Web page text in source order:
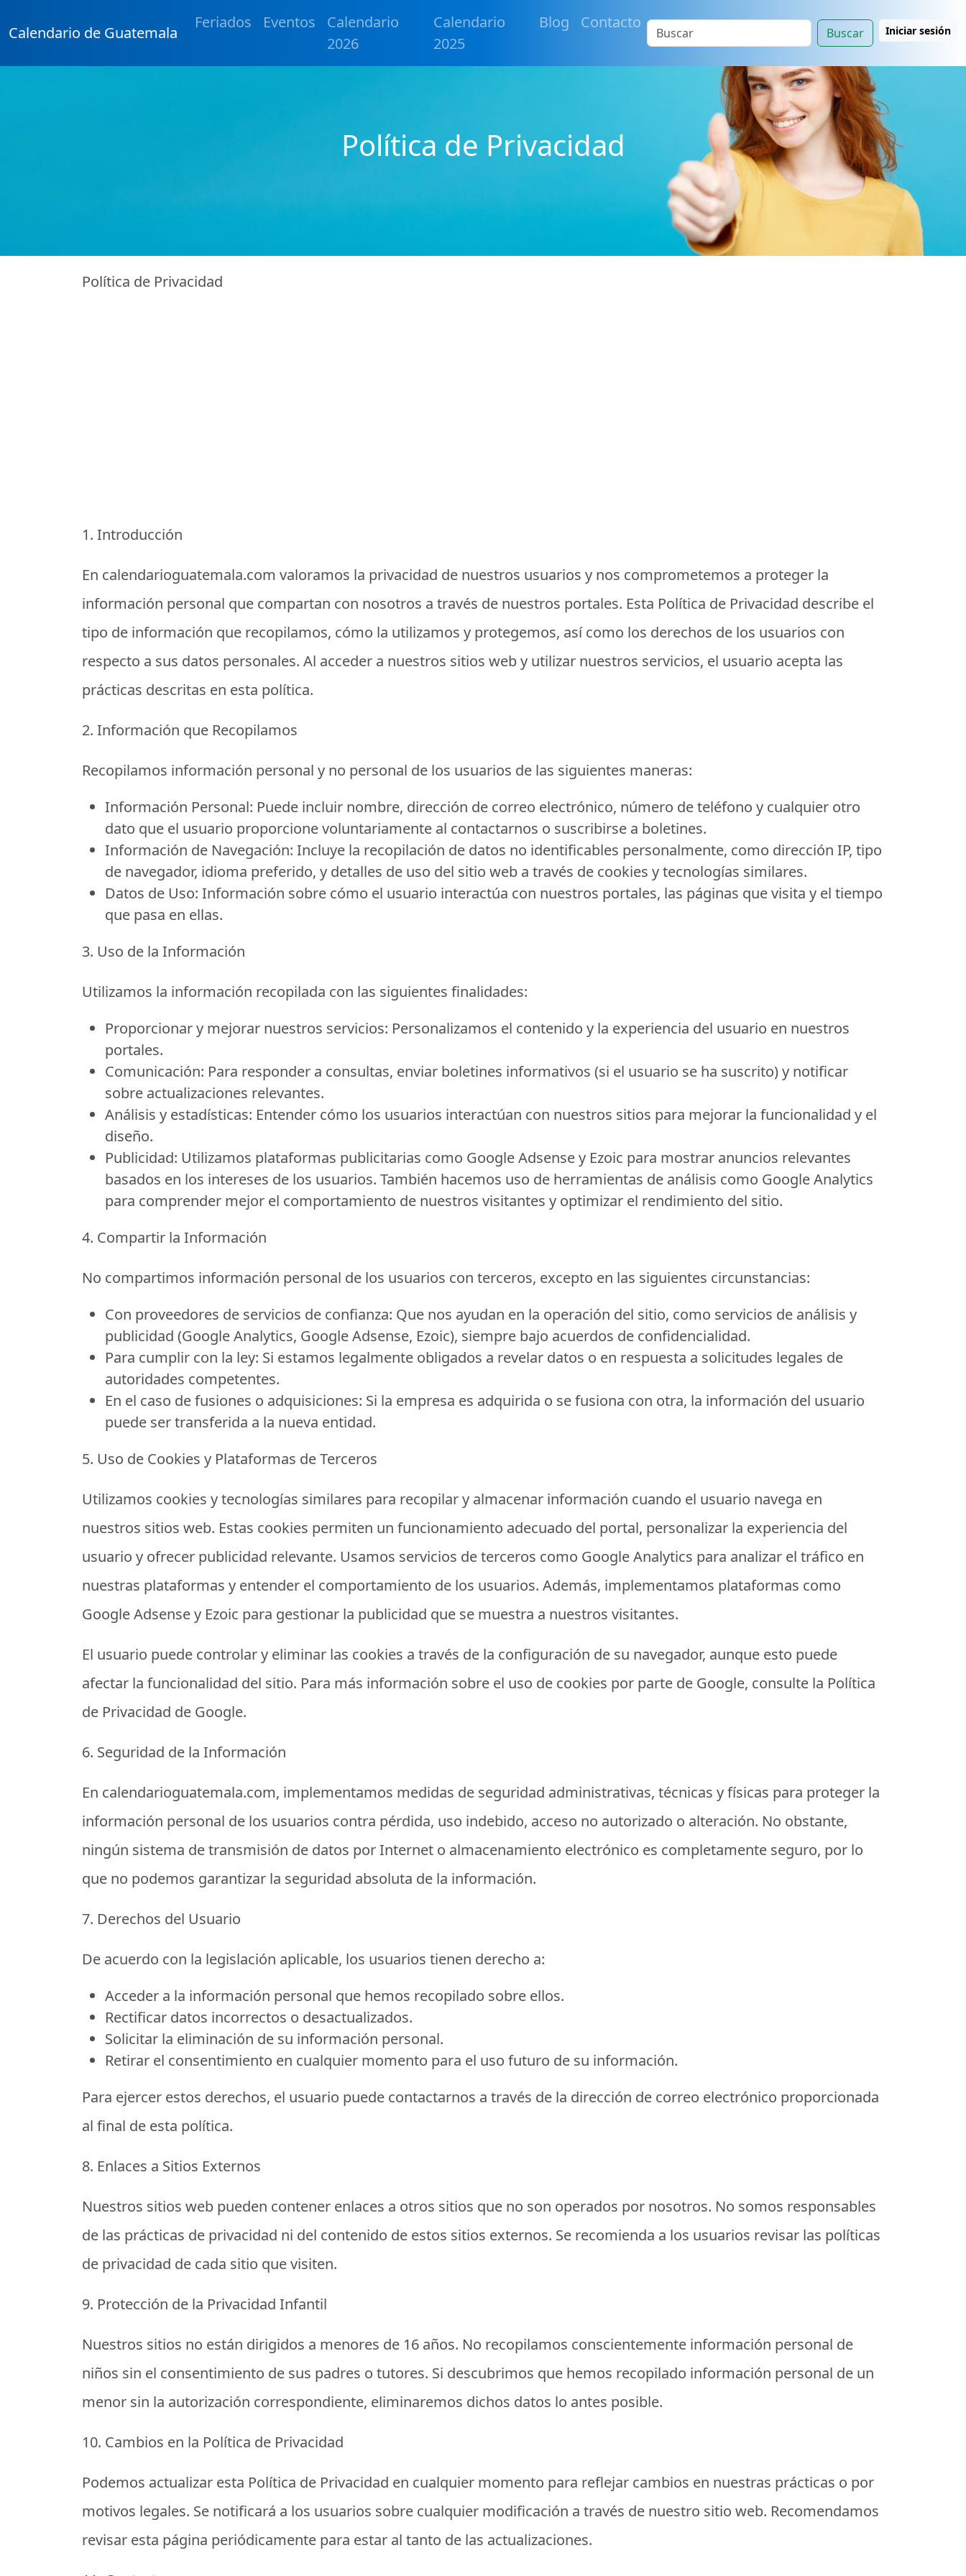
Calendario de Guatemala
Feriados Eventos
Calendario
2026
Calendario
2025
Blog Contacto
Buscar Iniciar sesión
Política de Privacidad
Política de Privacidad
1. Introducción
En calendarioguatemala.com valoramos la privacidad de nuestros usuarios y nos comprometemos a proteger la
información personal que compartan con nosotros a través de nuestros portales. Esta Política de Privacidad describe el
tipo de información que recopilamos, cómo la utilizamos y protegemos, así como los derechos de los usuarios con
respecto a sus datos personales. Al acceder a nuestros sitios web y utilizar nuestros servicios, el usuario acepta las
prácticas descritas en esta política.
2. Información que Recopilamos
Recopilamos información personal y no personal de los usuarios de las siguientes maneras:
Información Personal: Puede incluir nombre, dirección de correo electrónico, número de teléfono y cualquier otro
dato que el usuario proporcione voluntariamente al contactarnos o suscribirse a boletines.
Información de Navegación: Incluye la recopilación de datos no identificables personalmente, como dirección IP, tipo
de navegador, idioma preferido, y detalles de uso del sitio web a través de cookies y tecnologías similares.
Datos de Uso: Información sobre cómo el usuario interactúa con nuestros portales, las páginas que visita y el tiempo
que pasa en ellas.
3. Uso de la Información
Utilizamos la información recopilada con las siguientes finalidades:
Proporcionar y mejorar nuestros servicios: Personalizamos el contenido y la experiencia del usuario en nuestros
portales.
Comunicación: Para responder a consultas, enviar boletines informativos (si el usuario se ha suscrito) y notificar
sobre actualizaciones relevantes.
Análisis y estadísticas: Entender cómo los usuarios interactúan con nuestros sitios para mejorar la funcionalidad y el
diseño.
Publicidad: Utilizamos plataformas publicitarias como Google Adsense y Ezoic para mostrar anuncios relevantes
basados en los intereses de los usuarios. También hacemos uso de herramientas de análisis como Google Analytics
para comprender mejor el comportamiento de nuestros visitantes y optimizar el rendimiento del sitio.
4. Compartir la Información
No compartimos información personal de los usuarios con terceros, excepto en las siguientes circunstancias:
Con proveedores de servicios de confianza: Que nos ayudan en la operación del sitio, como servicios de análisis y
publicidad (Google Analytics, Google Adsense, Ezoic), siempre bajo acuerdos de confidencialidad.
Para cumplir con la ley: Si estamos legalmente obligados a revelar datos o en respuesta a solicitudes legales de
autoridades competentes.
En el caso de fusiones o adquisiciones: Si la empresa es adquirida o se fusiona con otra, la información del usuario
puede ser transferida a la nueva entidad.
5. Uso de Cookies y Plataformas de Terceros
Utilizamos cookies y tecnologías similares para recopilar y almacenar información cuando el usuario navega en
nuestros sitios web. Estas cookies permiten un funcionamiento adecuado del portal, personalizar la experiencia del
usuario y ofrecer publicidad relevante. Usamos servicios de terceros como Google Analytics para analizar el tráfico en
nuestras plataformas y entender el comportamiento de los usuarios. Además, implementamos plataformas como
Google Adsense y Ezoic para gestionar la publicidad que se muestra a nuestros visitantes.
El usuario puede controlar y eliminar las cookies a través de la configuración de su navegador, aunque esto puede
afectar la funcionalidad del sitio. Para más información sobre el uso de cookies por parte de Google, consulte la Política
de Privacidad de Google.
6. Seguridad de la Información
En calendarioguatemala.com, implementamos medidas de seguridad administrativas, técnicas y físicas para proteger la
información personal de los usuarios contra pérdida, uso indebido, acceso no autorizado o alteración. No obstante,
ningún sistema de transmisión de datos por Internet o almacenamiento electrónico es completamente seguro, por lo
que no podemos garantizar la seguridad absoluta de la información.
7. Derechos del Usuario
De acuerdo con la legislación aplicable, los usuarios tienen derecho a:
Acceder a la información personal que hemos recopilado sobre ellos.
Rectificar datos incorrectos o desactualizados.
Solicitar la eliminación de su información personal.
Retirar el consentimiento en cualquier momento para el uso futuro de su información.
Para ejercer estos derechos, el usuario puede contactarnos a través de la dirección de correo electrónico proporcionada
al final de esta política.
8. Enlaces a Sitios Externos
Nuestros sitios web pueden contener enlaces a otros sitios que no son operados por nosotros. No somos responsables
de las prácticas de privacidad ni del contenido de estos sitios externos. Se recomienda a los usuarios revisar las políticas
de privacidad de cada sitio que visiten.
9. Protección de la Privacidad Infantil
Nuestros sitios no están dirigidos a menores de 16 años. No recopilamos conscientemente información personal de
niños sin el consentimiento de sus padres o tutores. Si descubrimos que hemos recopilado información personal de un
menor sin la autorización correspondiente, eliminaremos dichos datos lo antes posible.
10. Cambios en la Política de Privacidad
Podemos actualizar esta Política de Privacidad en cualquier momento para reflejar cambios en nuestras prácticas o por
motivos legales. Se notificará a los usuarios sobre cualquier modificación a través de nuestro sitio web. Recomendamos
revisar esta página periódicamente para estar al tanto de las actualizaciones.